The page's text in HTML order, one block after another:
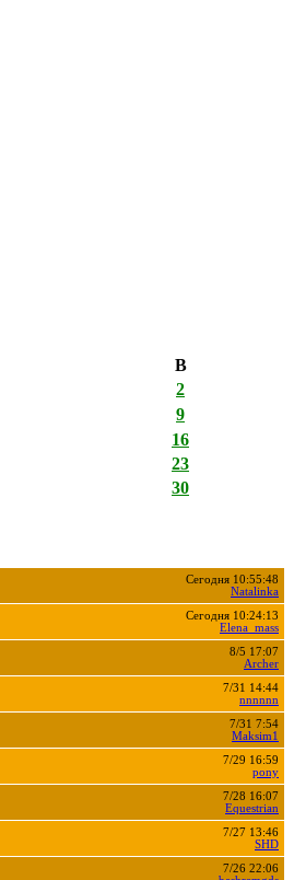
В
2
9
16
23
30
Сегодня 10:55:48
Natalinka
Сегодня 10:24:13
Elena_mass
8/5 17:07
Archer
7/31 14:44
nnnnnn
7/31 7:54
Maksim1
7/29 16:59
pony
7/28 16:07
Equestrian
7/27 13:46
SHD
7/26 22:06